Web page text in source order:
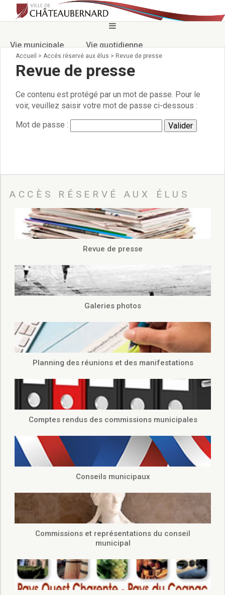
Vie municipale Vie quotidienne
Vie culturelle et patrimoine Vie économique
Vie associative et sportive
Accueil > Accés réservé aux élus > Revue de presse
Revue de presse
Ce contenu est protégé par un mot de passe. Pour le
voir, veuillez saisir votre mot de passe ci-dessous :
Mot de passe :
ACCÈS RÉSERVÉ AUX ÉLUS
Revue de presse
Galeries photos
Planning des réunions et des manifestations
Comptes rendus des commissions municipales
Conseils municipaux
Commissions et représentations du conseil
municipal